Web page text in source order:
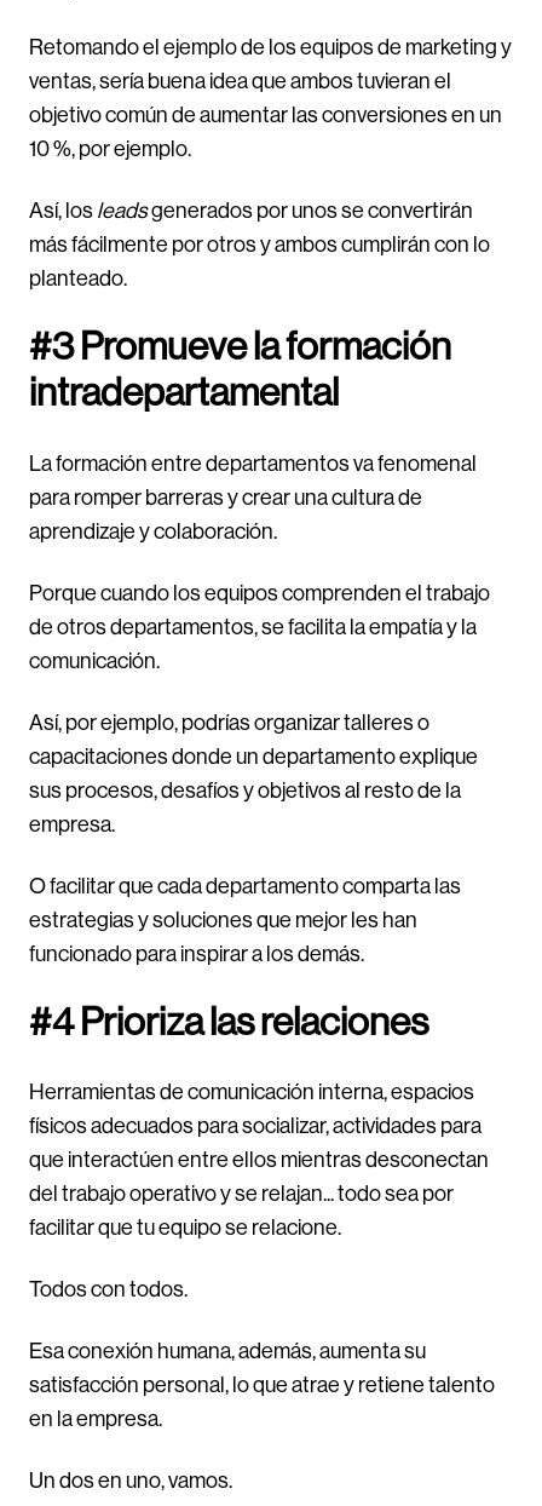
Retomando el ejemplo de los equipos de marketing y
ventas, sería buena idea que ambos tuvieran el
objetivo común de aumentar las conversiones en un
10 %, por ejemplo.
Así, los leadsgenerados por unos se convertirán
más fácilmente por otros y ambos cumplirán con lo
planteado.
#3 Promueve la formación
intradepartamental
La formación entre departamentos va fenomenal
para romper barreras y crear una cultura de
aprendizaje y colaboración.
Porque cuando los equipos comprenden el trabajo
de otros departamentos, se facilita la empatía y la
comunicación.
Así, por ejemplo, podrías organizartalleres o
capacitaciones donde un departamento explique
sus procesos, desafíos y objetivos al resto de la
empresa.
O facilitar que cada departamento comparta las
estrategias y soluciones que mejor les han
funcionado para inspirar a los demás.
#4 Prioriza las relaciones
Herramientas de comunicación interna, espacios
físicos adecuados para socializar, actividades para
que interactúen entre ellos mientras desconectan
del trabajo operativo y se relajan... todo sea por
facilitar que tu equipo se relacione.
Todos con todos.
Esa conexión humana, además, aumenta su
satisfacción personal, lo que atrae y retiene talento
en la empresa.
Un dos en uno, vamos.